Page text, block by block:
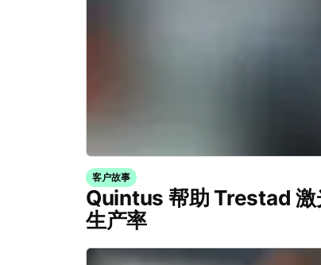
客户故事
Quintus 帮助 Trestad 激
生产率